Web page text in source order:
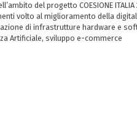
del progetto COESIONE
volto al miglioramento della
di infrastrutture hardware e
Artificiale, sviluppo e-commerce